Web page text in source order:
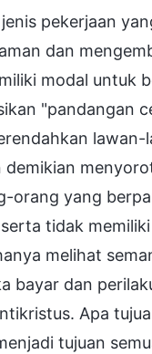
pekerjaan
dan
modal untuk
"pandangan
lawan-
orang yang
tidak
melihat
bayar dan
Apa
tujuan